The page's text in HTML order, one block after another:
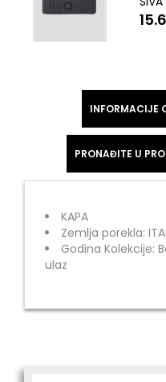
INFORMACIJE
PRONAĐITE U
KAPA
Zemlja porekla:
Godina Kolekcije:
ulaz